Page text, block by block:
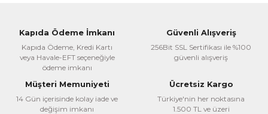
Kapıda Ödeme İmkanı
Kapıda Ödeme, Kredi Kartı
veya Havale-EFT seçeneğiyle
ödeme imkanı
Güvenli Alışveriş
256Bit SSL Sertifikası ile %100
güvenli alışveriş
Müşteri Memuniyeti
14 Gün içerisinde kolay iade ve
değişim imkanı
Ücretsiz Kargo
Türkiye'nin her noktasına
1.500 TL ve üzeri